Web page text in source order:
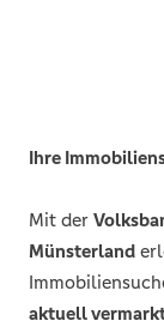
Ihre
Mit der
Münsterland
aktuell